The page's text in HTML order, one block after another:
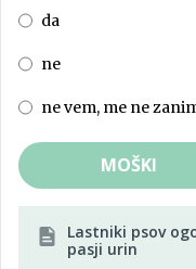
da
ne
ne vem, me ne
MOŠKI
Lastniki psov
pasji urin